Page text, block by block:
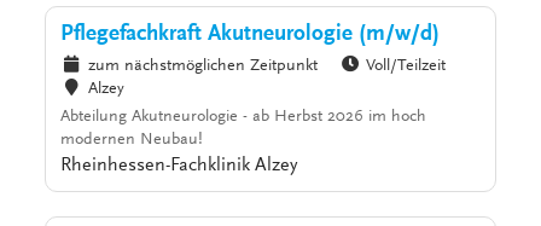
Pflegefachkraft Akutneurologie (m/w/d)
zum nächstmöglichen Zeitpunkt
Voll/Teilzeit
Alzey
Abteilung Akutneurologie - ab Herbst 2026 im hoch
modernen Neubau!
Rheinhessen-Fachklinik Alzey